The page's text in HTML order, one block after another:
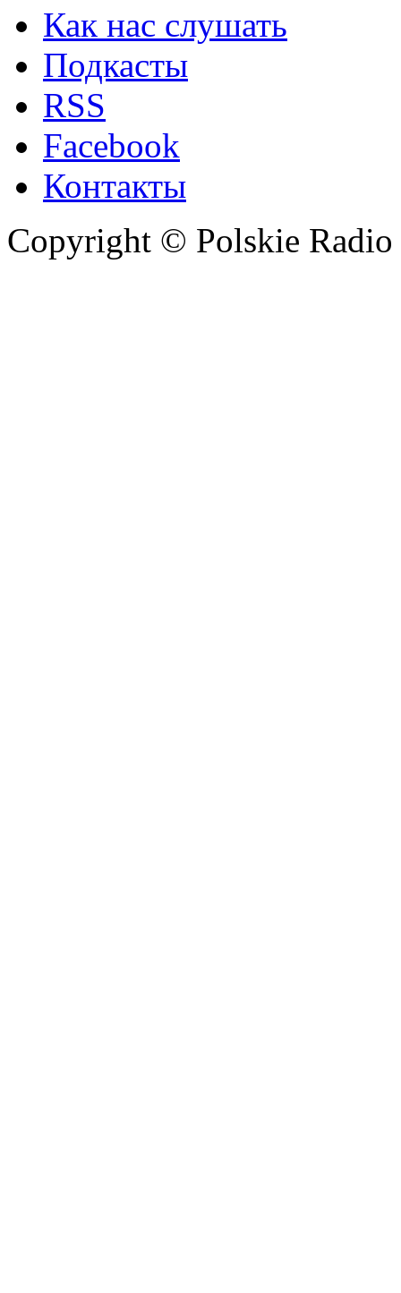
Как нас слушать
Подкасты
RSS
Facebook
Контакты
Copyright © Polskie